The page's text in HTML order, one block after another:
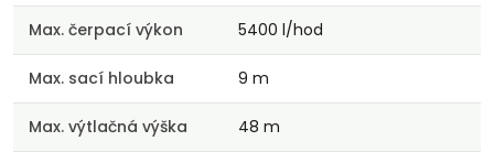
Max. čerpací výkon 5400 l/hod
Max. sací hloubka 9 m
Max. výtlačná výška 48 m